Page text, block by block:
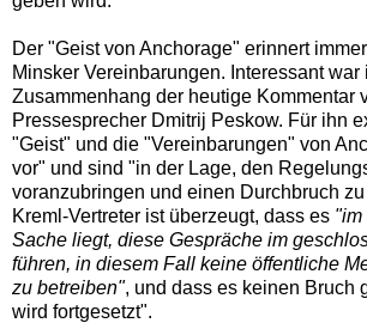
Der "Geist von Anchorage" erinnert
Minsker Vereinbarungen. Interessant war
Zusammenhang der heutige Kommentar
Pressesprecher Dmitrij Peskow. Für ihn
"Geist" und die "Vereinbarungen" von
vor" und sind "in der Lage, den
voranzubringen und einen Durchbruch
Kreml-Vertreter ist überzeugt, dass es "im
Sache liegt, diese Gespräche im
führen, in diesem Fall keine öffentliche
zu betreiben", und dass es keinen Bruch
wird fortgesetzt".